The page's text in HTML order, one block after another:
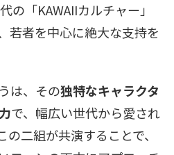
の「KAWAIIカルチャー」
若者を中心に絶大な支持を
は、その独特なキャラクタ
で、幅広い世代から愛され
二組が共演することで、